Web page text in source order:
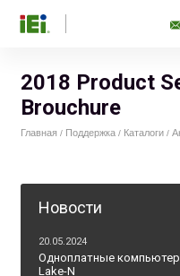
2018 Product
Brouchure
Главная / Поддержка / Каталоги /
Новости
20.05.2024
Одноплатные
Lake-N